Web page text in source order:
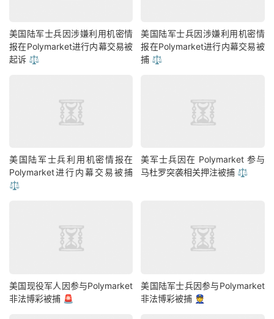
美国陆军士兵因涉嫌利用机密情
报在Polymarket进行内幕交易被
起诉 ⚖️
美国陆军士兵因涉嫌利用机密情
报在Polymarket进行内幕交易被
捕 ⚖️
美国陆军士兵利用机密情报在
Polymarket进行内幕交易被捕
⚖️
美军士兵因在 Polymarket 参与
马杜罗突袭相关押注被捕 ⚖️
美国现役军人因参与Polymarket
非法博彩被捕 🚨
美国陆军士兵因参与Polymarket
非法博彩被捕 👮